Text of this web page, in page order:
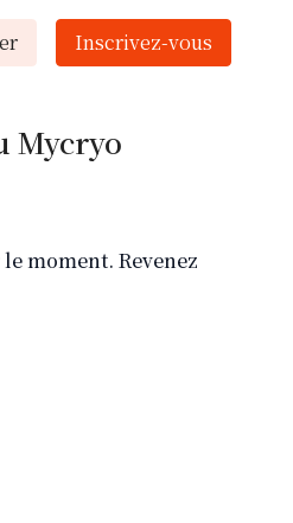
Inscrivez-vous
Mycryo
moment. Revenez